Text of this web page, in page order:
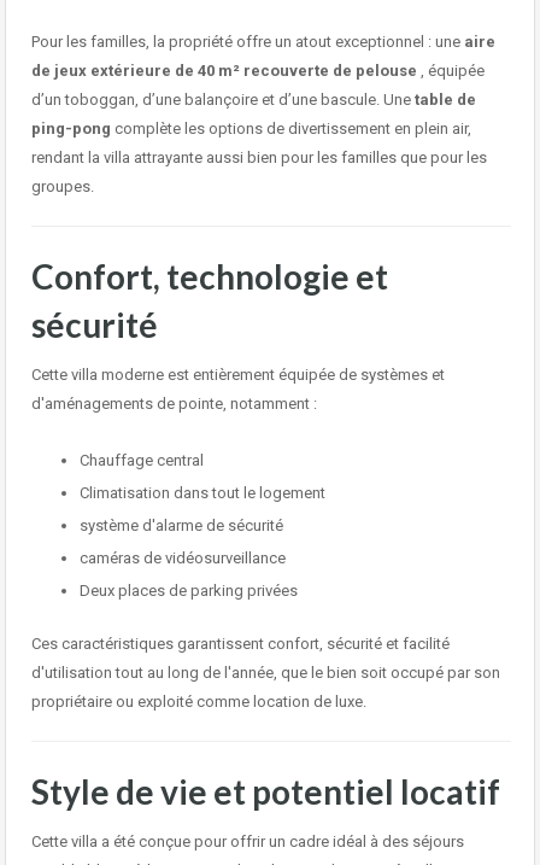
Pour les familles, la propriété offre un atout exceptionnel : une aire
de jeux extérieure de 40 m² recouverte de pelouse , équipée
d’un toboggan, d’une balançoire et d’une bascule. Une table de
ping-pong complète les options de divertissement en plein air,
rendant la villa attrayante aussi bien pour les familles que pour les
groupes.
Confort, technologie et
sécurité
Cette villa moderne est entièrement équipée de systèmes et
d'aménagements de pointe, notamment :
Chauffage central
Climatisation dans tout le logement
système d'alarme de sécurité
caméras de vidéosurveillance
Deux places de parking privées
Ces caractéristiques garantissent confort, sécurité et facilité
d'utilisation tout au long de l'année, que le bien soit occupé par son
propriétaire ou exploité comme location de luxe.
Style de vie et potentiel locatif
Cette villa a été conçue pour offrir un cadre idéal à des séjours